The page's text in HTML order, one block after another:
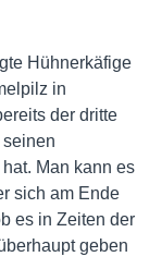
Hühnerkäfige
in
der dritte
Man kann es
sich am Ende
es in Zeiten der
geben